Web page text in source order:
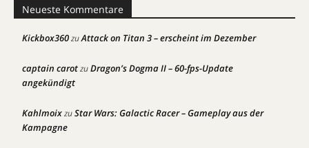
Neueste Kommentare
Kickbox360zuAttack on Titan 3 – erscheint im Dezember
captain carotzuDragon’s Dogma II – 60-fps-Update
angekündigt
KahlmoixzuStar Wars: Galactic Racer – Gameplay aus der
Kampagne